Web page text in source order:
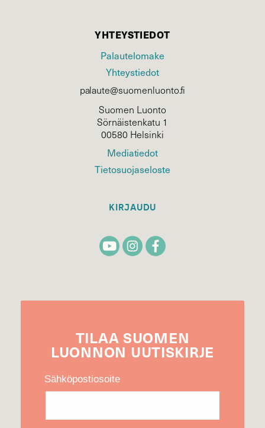
YHTEYSTIEDOT
Palautelomake
Yhteystiedot
palaute@suomenluonto.fi
Suomen Luonto
Sörnäistenkatu 1
00580 Helsinki
Mediatiedot
Tietosuojaseloste
KIRJAUDU
TILAA SUOMEN
LUONNON UUTIS­KIRJE
Sähköpostiosoite